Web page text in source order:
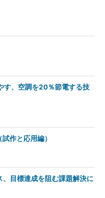
す、空調を20％節電する技
作と応用編）
目標達成を阻む課題解決に